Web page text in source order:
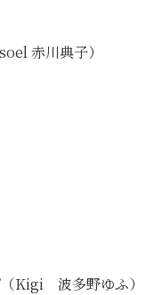
赤川典子）
Kigi 波多野ゆふ）